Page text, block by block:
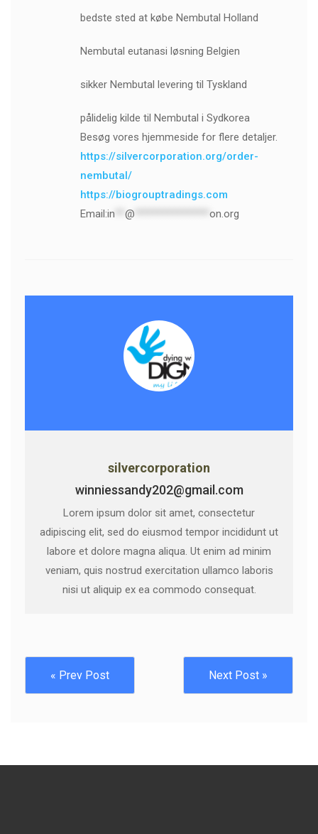
bedste sted at købe Nembutal Holland
Nembutal eutanasi løsning Belgien
sikker Nembutal levering til Tyskland
pålidelig kilde til Nembutal i Sydkorea
Besøg vores hjemmeside for flere detaljer.
https://silvercorporation.org/order-
nembutal/
https://biogrouptradings.com
Email:in @ on.org
silvercorporation
winniessandy202@gmail.com
Lorem ipsum dolor sit amet, consectetur
adipiscing elit, sed do eiusmod tempor incididunt ut
labore et dolore magna aliqua. Ut enim ad minim
veniam, quis nostrud exercitation ullamco laboris
nisi ut aliquip ex ea commodo consequat.
« Prev Post Next Post »